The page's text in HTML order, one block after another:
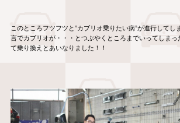
このところフツフツと”カブリオ乗りたい病”が進行してし
言でカブリオが・・・とつぶやくところまでいってしまっ
て乗り換えとあいなりました！！